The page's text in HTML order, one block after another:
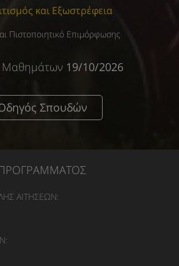
και Εξωστρέφεια
Πιστοποιητικό Επιμόρφωσης
Μαθημάτων 19/10/2026
Σπουδών
ΑΙΤΗΣΕΩΝ: